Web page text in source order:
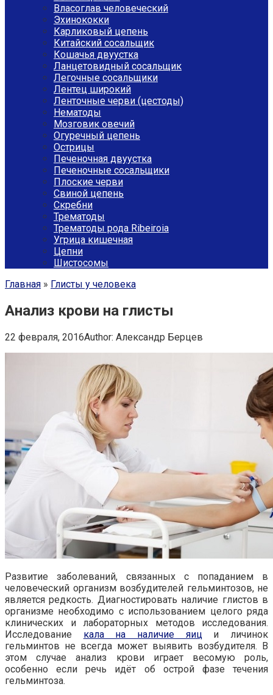
Власоглав человеческий
Эхинококки
Карликовый цепень
Китайский сосальщик
Кошачья двуустка
Ланцетовидный сосальщик
Легочные сосальщики
Лентец широкий
Ленточные черви (цестоды)
Нематоды
Мозговик овечий
Огуречный цепень
Острицы
Печеночная двуустка
Печеночные сосальщики
Плоские черви
Свиной цепень
Скребни
Трематоды
Трематоды рода Ribeiroia
Угрица кишечная
Цепни
Шистосомы
Главная » Глисты у человека
Анализ крови на глисты
22 февраля, 2016Author: Александр Берцев
Развитие заболеваний, связанных с попаданием в
человеческий организм возбудителей гельминтозов, не
является редкость. Диагностировать наличие глистов в
организме необходимо с использованием целого ряда
клинических и лабораторных методов исследования.
Исследование кала на наличие яици личинок
гельминтов не всегда может выявить возбудителя. В
этом случае анализ крови играет весомую роль,
особенно если речь идёт об острой фазе течения
гельминтоза.